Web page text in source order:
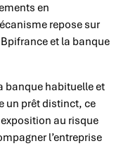
en
repose sur
et la banque
banque habituelle et
un prêt distinct, ce
au risque
l’entreprise